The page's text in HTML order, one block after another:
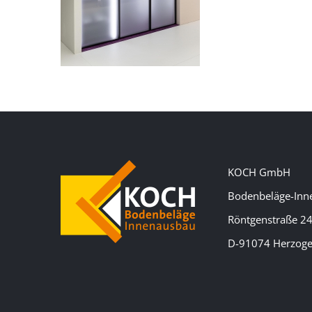
KOCH GmbH
Bodenbeläge-
Röntgenstraße 24
D-91074